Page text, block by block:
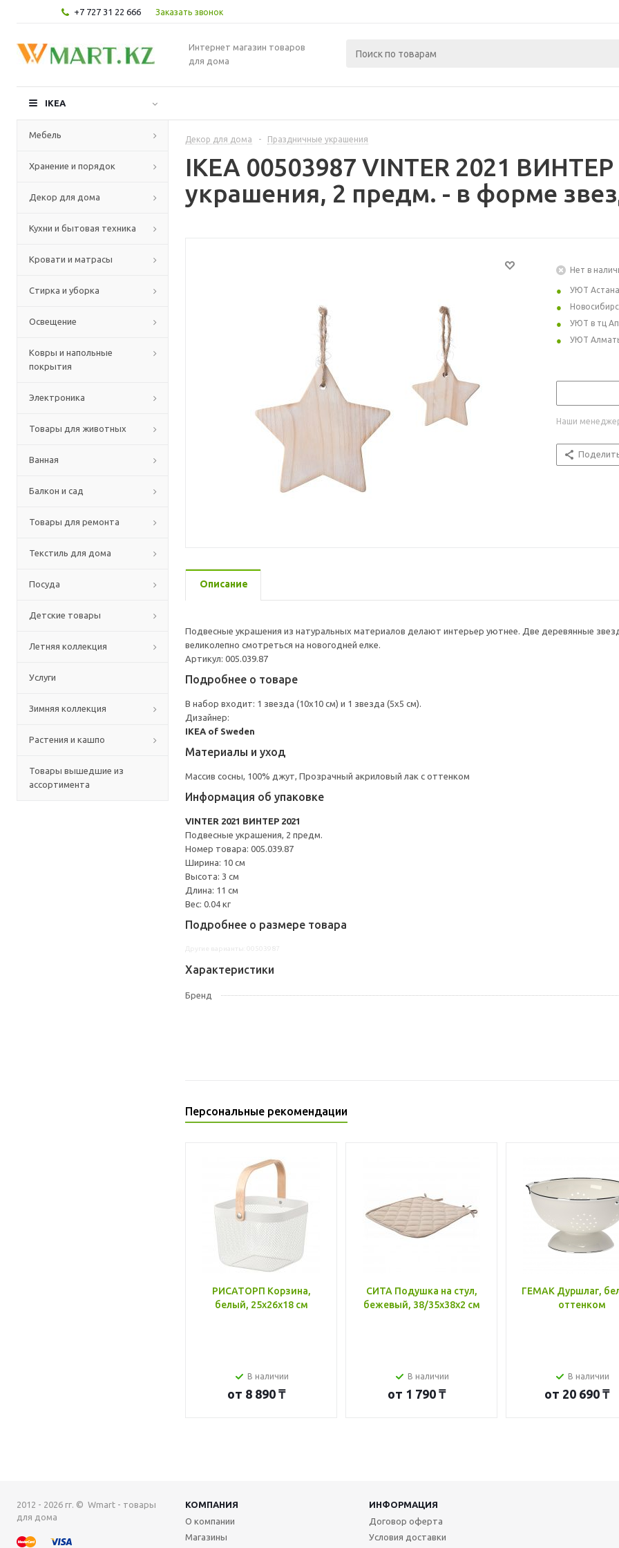
+7 727 31 22 666 Заказать звонок
Интернет магазин товаров
для дома
IKEA
Мебель
Хранение и порядок
Декор для дома
Кухни и бытовая техника
Кровати и матрасы
Стирка и уборка
Освещение
Ковры и напольные
покрытия
Электроника
Товары для животных
Ванная
Балкон и сад
Товары для ремонта
Текстиль для дома
Посуда
Детские товары
Летняя коллекция
Услуги
Зимняя коллекция
Растения и кашпо
Товары вышедшие из
ассортимента
Декор для дома - Праздничные украшения
IKEA 00503987 VINTER 2021
украшения, 2 предм. - в форме
Нет в
УЮТ Астана
УЮТ в тц
УЮТ
Наши
Описание
Подвесные украшения из натуральных материалов делают интерьер уютнее. Две деревянные
великолепно смотреться на новогодней елке.
Артикул: 005.039.87
Подробнее о товаре
В набор входит: 1 звезда (10x10 см) и 1 звезда (5x5 см).
Дизайнер:
IKEA of Sweden
Материалы и уход
Массив сосны, 100% джут, Прозрачный акриловый лак с оттенком
Информация об упаковке
VINTER 2021 ВИНТЕР 2021
Подвесные украшения, 2 предм.
Номер товара: 005.039.87
Ширина: 10 см
Высота: 3 см
Длина: 11 см
Вес: 0.04 кг
Подробнее о размере товара
Характеристики
Бренд
Персональные рекомендации
РИСАТОРП Корзина,
белый, 25x26x18 см
В наличии
от 8 890 ₸
СИТА Подушка на стул,
бежевый, 38/35x38x2 см
В наличии
от 1 790 ₸
ГЕМАК Дуршлаг,
оттенком
В наличии
от 20 690 ₸
2012 - 2026 гг. © Wmart - товары
для дома
КОМПАНИЯ
ИНФОРМАЦИЯ
О компании
Магазины
Договор оферта
Условия доставки